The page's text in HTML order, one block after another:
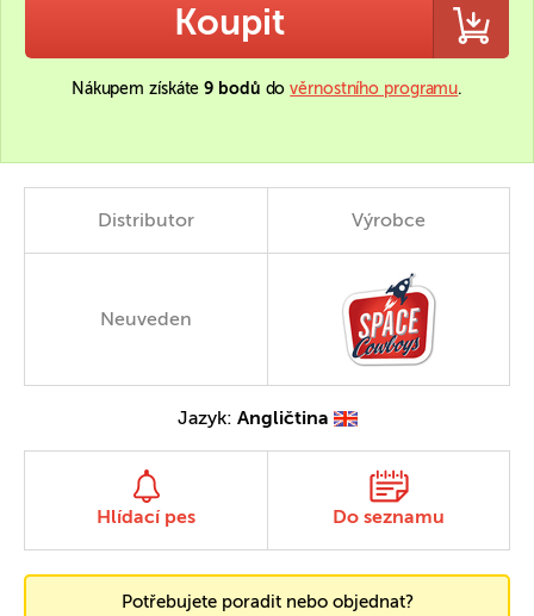
Koupit
Nákupem získáte9 bodů dověrnostního programu.
Distributor Výrobce
Neuveden
Jazyk: Angličtina
Hlídací pes Do seznamu
Potřebujete poradit nebo objednat?